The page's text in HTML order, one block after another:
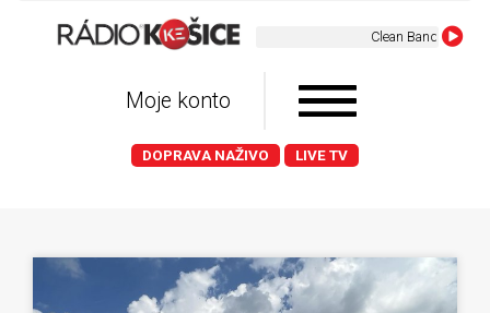
Moje konto
DOPRAVA NAŽIVO LIVE TV